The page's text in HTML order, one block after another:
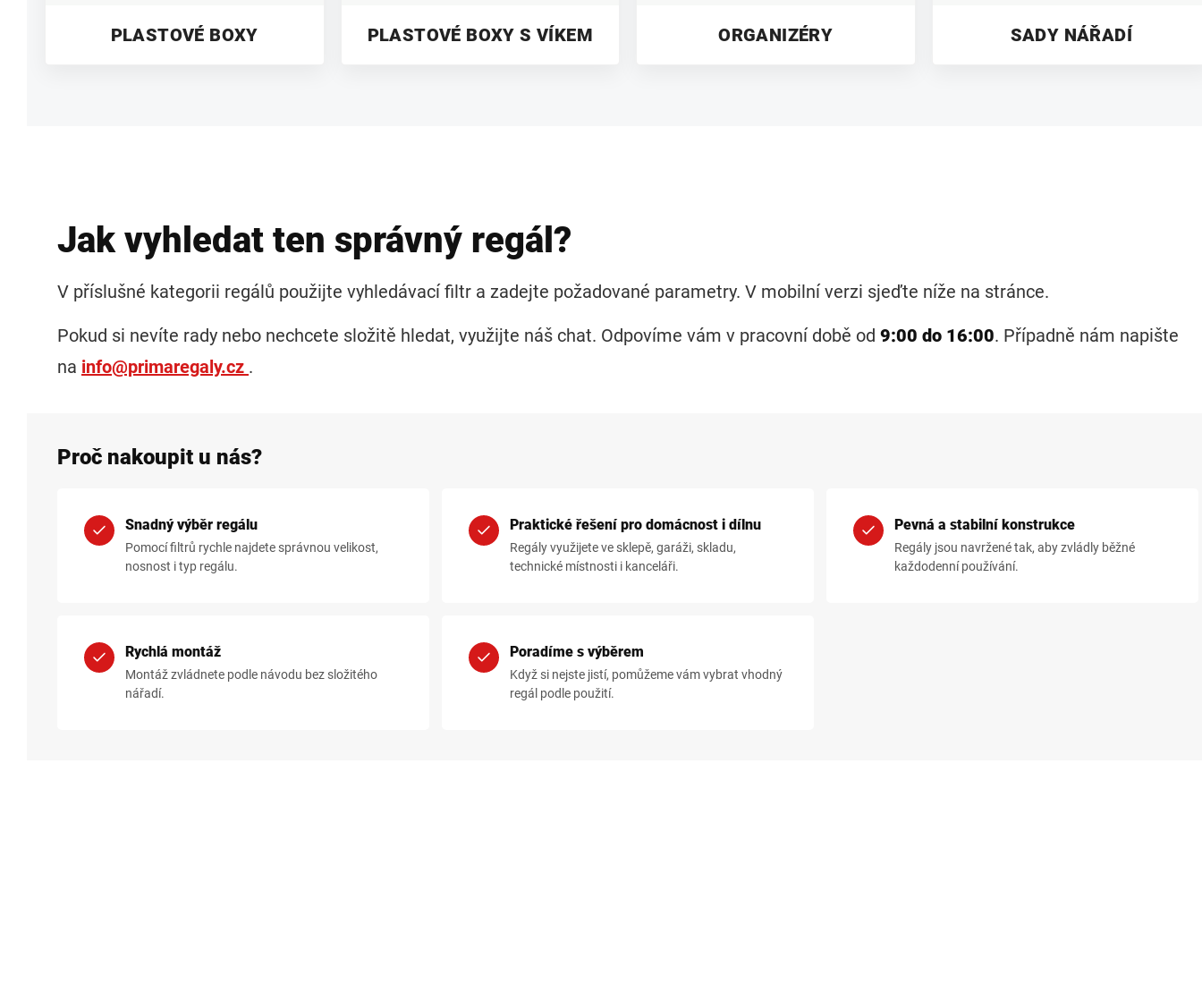
PLASTOVÉ BOXY PLASTOVÉ BOXY S VÍKEM ORGANIZÉRY SADY NÁŘADÍ
Jak vyhledat ten správný regál?
V příslušné kategorii regálů použijte vyhledávací filtr a zadejte požadované parametry. V mobilní verzi sjeďte níže na stránce.
Pokud si nevíte rady nebo nechcete složitě hledat, využijte náš chat. Odpovíme vám v pracovní době od 9:00 do 16:00. Případně nám napište
na info@primaregaly.cz .
Proč nakoupit u nás?
Snadný výběr regálu
Pomocí filtrů rychle najdete správnou velikost,
nosnost i typ regálu.
Praktické řešení pro domácnost i dílnu
Regály využijete ve sklepě, garáži, skladu,
technické místnosti i kanceláři.
Pevná a stabilní konstrukce
Regály jsou navržené tak, aby zvládly běžné
každodenní používání.
Rychlá montáž
Montáž zvládnete podle návodu bez složitého
nářadí.
Poradíme s výběrem
Když si nejste jistí, pomůžeme vám vybrat vhodný
regál podle použití.